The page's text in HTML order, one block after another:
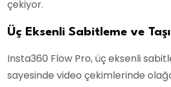
çekiyor.
Üç Eksenli Sabitleme ve
Insta360 Flow Pro, üç eksenli
sayesinde video çekimlerinde